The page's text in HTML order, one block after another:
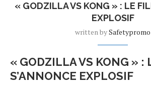
« GODZILLA VS KONG » : LE
EXPLOSIF
written bySafetypromo
« GODZILLA VS KONG » :
S’ANNONCE EXPLOSIF